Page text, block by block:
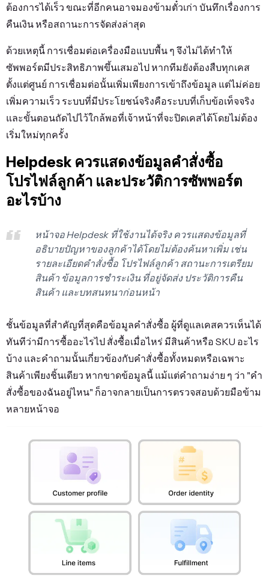
ต้องการได้เร็ว ขณะที่อีกคนอาจมองข้ามตั๋วเก่า บันทึกเรื่องการ
คืนเงิน หรือสถานะการจัดส่งล่าสุด
ด้วยเหตุนี้ การเชื่อมต่อเครื่องมือแบบพื้น ๆ จึงไม่ได้ทำให้
ซัพพอร์ตมีประสิทธิภาพขึ้นเสมอไป หากทีมยังต้องสืบทุกเคส
ตั้งแต่ศูนย์ การเชื่อมต่อนั้นเพิ่มเพียงการเข้าถึงข้อมูล แต่ไม่ค่อย
เพิ่มความเร็ว ระบบที่มีประโยชน์จริงคือระบบที่เก็บข้อเท็จจริง
และขั้นตอนถัดไปไว้ใกล้พอที่เจ้าหน้าที่จะปิดเคสได้โดยไม่ต้อง
เริ่มใหม่ทุกครั้ง
Helpdesk ควรแสดงข้อมูลคำสั่งซื้อ
โปรไฟล์ลูกค้า และประวัติการซัพพอร์ต
อะไรบ้าง
หน้าจอ Helpdesk ที่ใช้งานได้จริง ควรแสดงข้อมูลที่
อธิบายปัญหาของลูกค้าได้โดยไม่ต้องค้นหาเพิ่ม เช่น
รายละเอียดคำสั่งซื้อ โปรไฟล์ลูกค้า สถานะการเตรียม
สินค้า ข้อมูลการชำระเงิน ที่อยู่จัดส่ง ประวัติการคืน
สินค้า และบทสนทนาก่อนหน้า
ชั้นข้อมูลที่สำคัญที่สุดคือข้อมูลคำสั่งซื้อ ผู้ที่ดูแลเคสควรเห็นได้
ทันทีว่ามีการซื้ออะไรไป สั่งซื้อเมื่อไหร่ มีสินค้าหรือ SKU อะไร
บ้าง และคำถามนั้นเกี่ยวข้องกับคำสั่งซื้อทั้งหมดหรือเฉพาะ
สินค้าเพียงชิ้นเดียว หากขาดข้อมูลนี้ แม้แต่คำถามง่าย ๆ ว่า "คำ
สั่งซื้อของฉันอยู่ไหน" ก็อาจกลายเป็นการตรวจสอบด้วยมือข้าม
หลายหน้าจอ